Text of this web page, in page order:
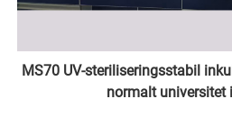
MS70 UV-steriliseringsstabil
normalt universitet